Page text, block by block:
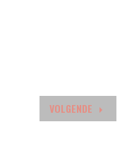
VOLGENDE